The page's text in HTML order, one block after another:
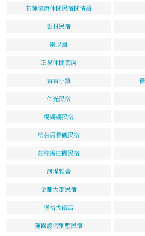
花蓮健康休閒民宿閒情居
香村民宿
樂以居
正易休閒套房
吉吉小鎮
仁光民宿
楊媽媽民宿
松芸居景觀民宿
莊稼厝田園民宿
河堤雅舍
金都大郡民宿
堡裕大飯店
蓮園渡假別墅民宿